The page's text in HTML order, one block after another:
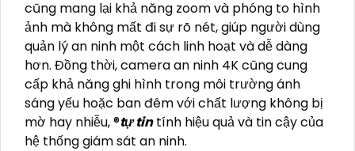
cũng mang lại khả năng zoom và phóng to hình
ảnh mà không mất đi sự rõ nét, giúp người dùng
quản lý an ninh một cách linh hoạt và dễ dàng
hơn. Đồng thời, camera an ninh 4K cũng cung
cấp khả năng ghi hình trong môi trường ánh
sáng yếu hoặc ban đêm với chất lượng không bị
mờ hay nhiễu, ®️tự tintính hiệu quả và tin cậy của
hệ thống giám sát an ninh.